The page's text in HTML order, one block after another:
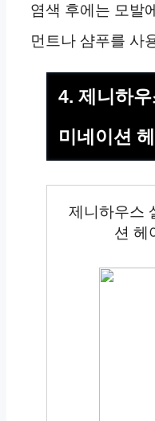
염색 후에는 모발
먼트나 샴푸를 사
4. 제니하
미네이션
제니하우스
션 헤